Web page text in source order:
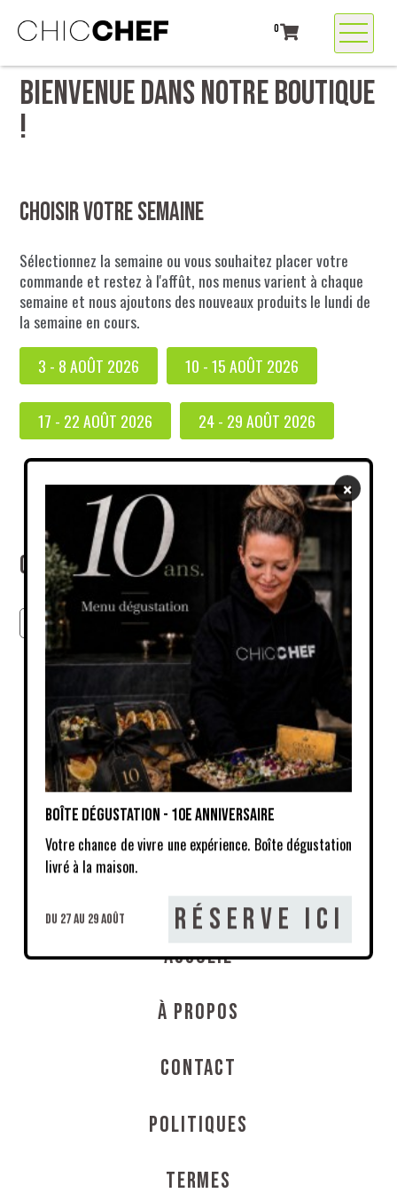
0
BIENVENUE DANS NOTRE BOUTIQUE
!
Choisir votre semaine
Sélectionnez la semaine ou vous souhaitez placer votre
commande et restez à l'affût, nos menus varient à chaque
semaine et nous ajoutons des nouveaux produits le lundi de
la semaine en cours.
3 - 8 AOÛT 2026
10 - 15 AOÛT 2026
17 - 22 AOÛT 2026 24 - 29 AOÛT 2026
Cherchez parmis tous nos produits
×
Boîte dégustation - 10e anniversaire
Votre chance de vivre une expérience. Boîte dégustation
livré à la maison.
du 27 au 29 août Réserve ici
Boutique
La Zone
Accueil
À propos
Contact
Politiques
Termes